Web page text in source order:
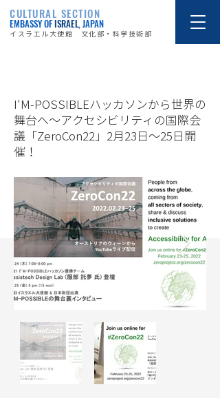
CULTURAL SECTION
EMBASSY OFISRAEL, JAPAN
イスラエル大使館 文化部・科学技術部
I'M-POSSIBLEハッカソンから世界の
舞台へ〜アクセシビリティの国際会
議「ZeroCon22」2月23日〜25日開
催！